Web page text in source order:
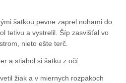
šatkou pevne zaprel nohami do
tetivu a vystrelil. Šíp zasvišťal vo
nieto ešte terč.
a stiahol si šatku z očí.
žiak a v miernych rozpakoch